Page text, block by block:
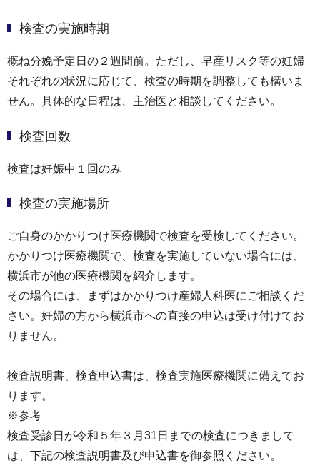
検査の実施時期
概ね分娩予定日の２週間前。ただし、早産リスク等の妊婦
それぞれの状況に応じて、検査の時期を調整しても構いま
せん。具体的な日程は、主治医と相談してください。
検査回数
検査は妊娠中１回のみ
検査の実施場所
ご自身のかかりつけ医療機関で検査を受検してください。
かかりつけ医療機関で、検査を実施していない場合には、
横浜市が他の医療機関を紹介します。
その場合には、まずはかかりつけ産婦人科医にご相談くだ
さい。妊婦の方から横浜市への直接の申込は受け付けてお
りません。
検査説明書、検査申込書は、検査実施医療機関に備えてお
ります。
※参考
検査受診日が令和５年３月31日までの検査につきまして
は、下記の検査説明書及び申込書を御参照ください。